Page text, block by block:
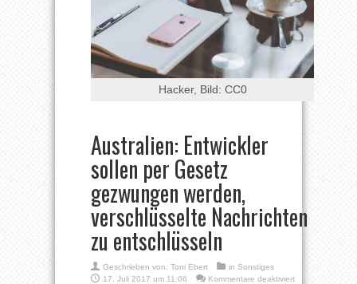
Hacker, Bild: CC0
Australien: Entwickler
sollen per Gesetz
gezwungen werden,
verschlüsselte Nachrichten
zu entschlüsseln
Geschrieben von: Toni Ebert in Sonstiges
17. Juli 2017 um 11:06
Kommentare deaktiviertfür